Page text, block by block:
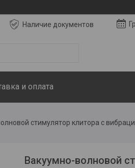
Наличие документов
и оплата
Вакуумно-волновой